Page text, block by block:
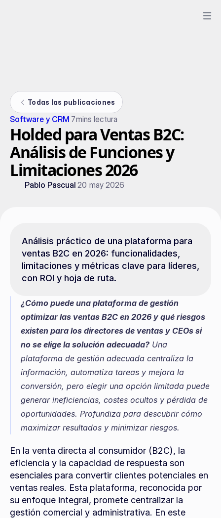
Todas las publicaciones
Software y CRM 7mins lectura
Holded para Ventas B2C:
Análisis de Funciones y
Limitaciones 2026
Pablo Pascual 20 may 2026
Análisis práctico de una plataforma para
ventas B2C en 2026: funcionalidades,
limitaciones y métricas clave para líderes,
con ROI y hoja de ruta.
¿Cómo puede una plataforma de gestión
optimizar las ventas B2C en 2026 y qué riesgos
existen para los directores de ventas y CEOs si
no se elige la solución adecuada? Una
plataforma de gestión adecuada centraliza la
información, automatiza tareas y mejora la
conversión, pero elegir una opción limitada puede
generar ineficiencias, costes ocultos y pérdida de
oportunidades. Profundiza para descubrir cómo
maximizar resultados y minimizar riesgos.
En la venta directa al consumidor (B2C), la
eficiencia y la capacidad de respuesta son
esenciales para convertir clientes potenciales en
ventas reales. Esta plataforma, reconocida por
su enfoque integral, promete centralizar la
gestión comercial y administrativa. En este